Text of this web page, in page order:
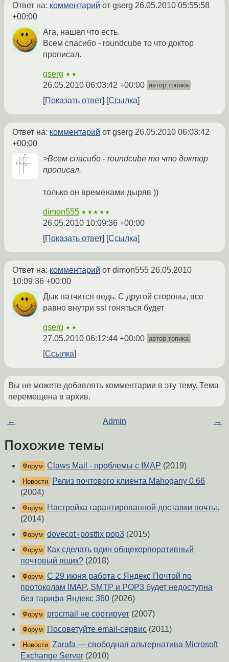
Ответ на: комментарий от gserg 26.05.2010 05:55:58
+00:00
Ага, нашел что есть.
Всем спасибо - roundcube то что доктор
прописал.
gserg ★★
26.05.2010 06:03:42 +00:00 автор топика
Показать ответ Ссылка
Ответ на: комментарий от gserg 26.05.2010 06:03:42
+00:00
>Всем спасибо - roundcube то что доктор
прописал.
только он временами дыряв ))
dimon555 ★★★★★
26.05.2010 10:09:36 +00:00
Показать ответ
Ссылка
Ответ на: комментарий от dimon555 26.05.2010
10:09:36 +00:00
Дык патчится ведь. С другой стороны, все
равно внутри ssl гоняться будет
gserg ★★
27.05.2010 06:12:44 +00:00 автор топика
Ссылка
Вы не можете добавлять комментарии в эту тему. Тема
перемещена в архив.
← Admin →
Похожие темы
Форум Claws Mail - проблемы с IMAP (2019)
Новости
Релиз почтового клиента Mahogany 0.66
(2004)
Форум
Настройка гарантированной доставки почты.
(2014)
Форум dovecot+postfix pop3 (2015)
Форум
Как сделать один общекорпоративный
почтовый ящик? (2018)
Форум С 29 июня работа с Яндекс Почтой по
протоколам IMAP, SMTP и POP3 будет недоступна
без тарифа Яндекс 360 (2026)
Форум procmail не сортирует (2007)
Форум Посоветуйте email-сервис (2011)
Новости Zarafa — свободная альтернатива Microsoft
Exchange Server (2010)